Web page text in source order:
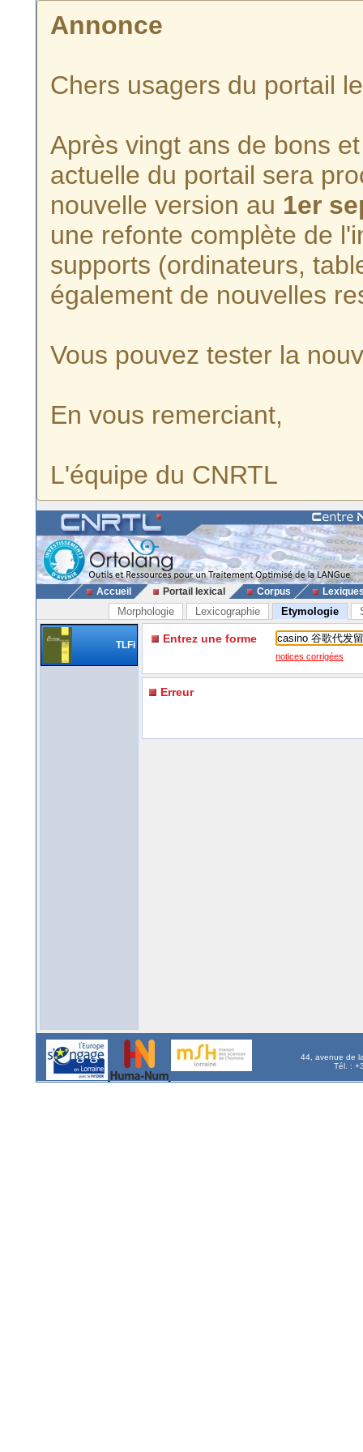
Annonce
Chers usagers du portail
Après vingt ans de bons
actuelle du portail sera
nouvelle version au 1er
une refonte complète de
supports (ordinateurs,
également de nouvelles
Vous pouvez tester la
En vous remerciant,
L'équipe du CNRTL
Accueil Portail lexical Corpus
Morphologie Lexicographie Etymologie
TLFi Entrez une forme
notices corrigées
Erreur
44, avenue de
Tél. :